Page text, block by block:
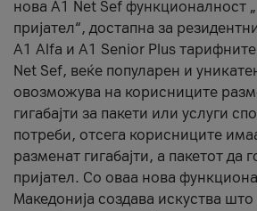
нова A1 Net Sef функционалност
пријател“, достапна за
А1 Alfa и A1 Senior Plus
Net Sef, веќе популарен и
овозможува на корисниците
гигабајти за пакети или услуги
потреби, отсега корисниците
разменат гигабајти, а пакетот да
пријател. Со оваа нова
Македонија создава искуства што